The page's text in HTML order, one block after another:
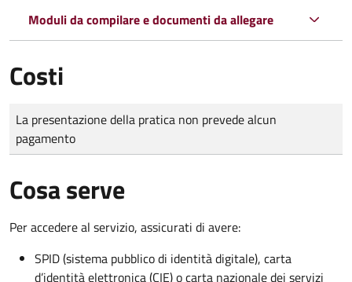
Moduli da compilare e documenti da allegare
Costi
Tipo di pagamento
Importo
La presentazione della pratica non prevede alcun
pagamento
Cosa serve
Per accedere al servizio, assicurati di avere:
SPID (sistema pubblico di identità digitale), carta
d’identità elettronica (CIE) o carta nazionale dei servizi